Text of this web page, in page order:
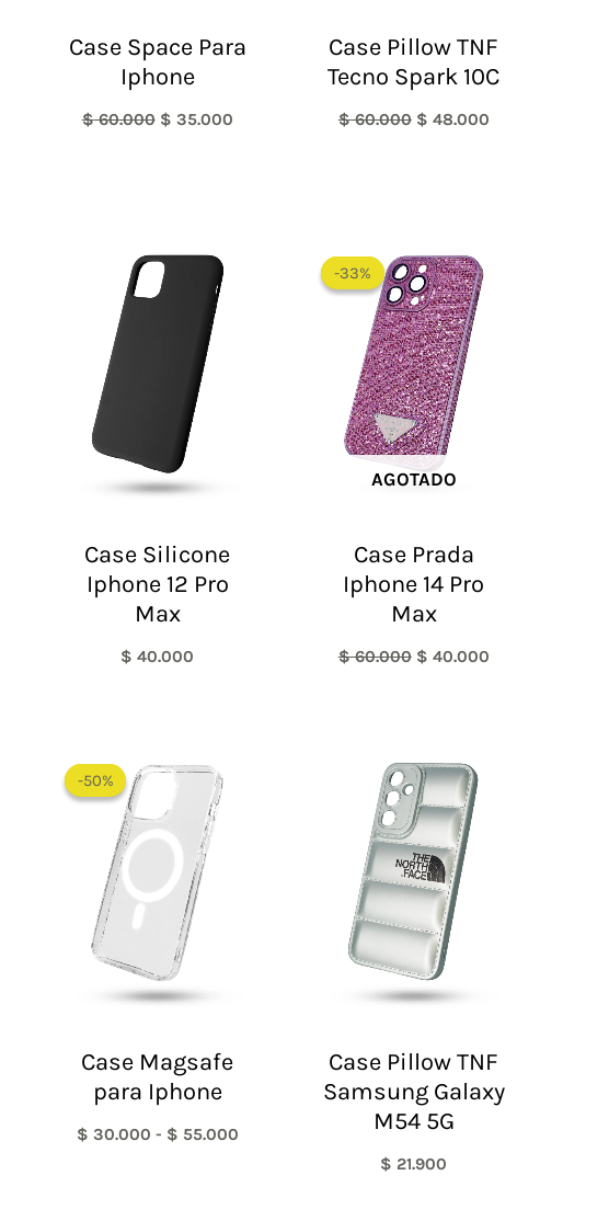
Case Space Para
Iphone
$60.000 $ 35.000
Case Pillow TNF
Tecno Spark 10C
$60.000 $ 48.000
Case Silicone
Iphone 12 Pro
Max
$ 40.000
-33%
AGOTADO
-33%
Case Prada
Iphone 14 Pro
Max
$60.000
precio
original
era:
$ 60.000.
$ 40.000
-50%
-50%
Case Magsafe
para Iphone
$ 30.000 - $ 55.000
Case Pillow TNF
Samsung Galaxy
M54 5G
$ 21.900